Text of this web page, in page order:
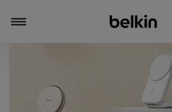
탐색 설정/해제